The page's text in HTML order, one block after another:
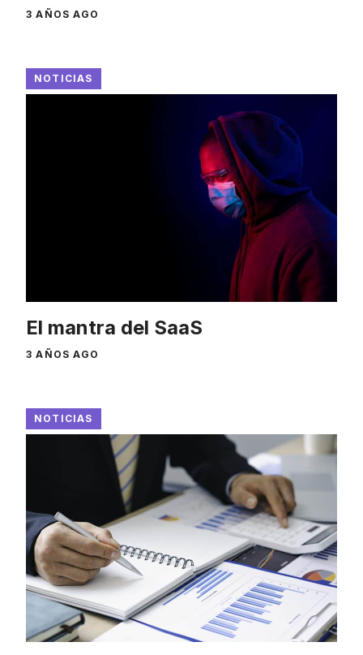
3 AÑOS AGO
NOTICIAS
El mantra del SaaS
3 AÑOS AGO
NOTICIAS